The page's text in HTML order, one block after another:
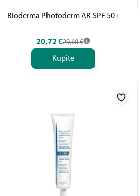
Bioderma Photoderm AR SPF 50+
20,72 €29,60 €
Kupite